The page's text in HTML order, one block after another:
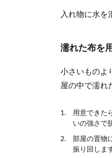
入れ物に水を
濡れた布を
小さいものよ
屋の中で濡れ
用意できた
いの強さで
部屋の置物
振り回しま